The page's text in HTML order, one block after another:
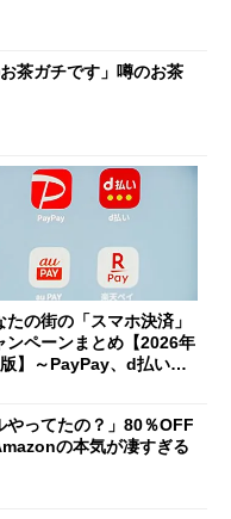
茶ガチです」噂のお茶
たの街の「スマホ決済」
ンペーンまとめ【2026年
】～PayPay、d払い、a
やってたの？」80％OFF
の本気が凄すぎる